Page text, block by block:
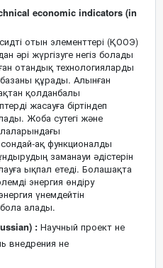
economic indicators (in
отын элементтері (ҚООЭ)
әрі жүргізуге негіз болады
отандық технологияларды
базаны құрады. Алынған
қолданбалы
жасауға біртіндеп
Жоба сутегі және
ақ функционалды
заманауи әдістерін
ықпал етеді. Болашақта
энергия өндіру
үнемдейтін
бола алады.
: Научный проект не
внедрения не